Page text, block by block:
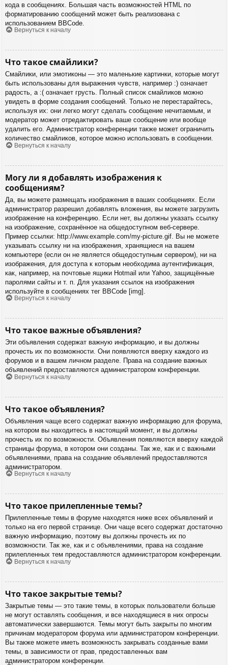
кода в сообщениях. Большая часть возможностей HTML по
форматированию сообщений может быть реализована с
использованием BBCode.
Вернуться к началу
Что такое смайлики?
Смайлики, или эмотиконы — это маленькие картинки, которые могут
быть использованы для выражения чувств, например :) означает
радость, а :( означает грусть. Полный список смайликов можно
увидеть в форме создания сообщений. Только не перестарайтесь,
используя их: они легко могут сделать сообщение нечитаемым, и
модератор может отредактировать ваше сообщение или вообще
удалить его. Администратор конференции также может ограничить
количество смайликов, которое можно использовать в сообщении.
Вернуться к началу
Могу ли я добавлять изображения к
сообщениям?
Да, вы можете размещать изображения в ваших сообщениях. Если
администратор разрешил добавлять вложения, вы можете загрузить
изображение на конференцию. Если нет, вы должны указать ссылку
на изображение, сохранённое на общедоступном веб-сервере.
Пример ссылки: http://www.example.com/my-picture.gif. Вы не можете
указывать ссылку ни на изображения, хранящиеся на вашем
компьютере (если он не является общедоступным сервером), ни на
изображения, для доступа к которым необходима аутентификация,
как, например, на почтовые ящики Hotmail или Yahoo, защищённые
паролями сайты и т. п. Для указания ссылок на изображения
используйте в сообщениях тег BBCode [img].
Вернуться к началу
Что такое важные объявления?
Эти объявления содержат важную информацию, и вы должны
прочесть их по возможности. Они появляются вверху каждого из
форумов и в вашем личном разделе. Права на создание важных
объявлений предоставляются администратором конференции.
Вернуться к началу
Что такое объявления?
Объявления чаще всего содержат важную информацию для форума,
на котором вы находитесь в настоящий момент, и вы должны
прочесть их по возможности. Объявления появляются вверху каждой
страницы форума, в котором они созданы. Так же, как и с важными
объявлениями, права на создание объявлений предоставляются
администратором.
Вернуться к началу
Что такое прилепленные темы?
Прилепленные темы в форуме находятся ниже всех объявлений и
только на его первой странице. Они чаще всего содержат достаточно
важную информацию, поэтому вы должны прочесть их по
возможности. Так же, как и с объявлениями, права на создание
прилепленных тем предоставляются администратором конференции.
Вернуться к началу
Что такое закрытые темы?
Закрытые темы — это такие темы, в которых пользователи больше
не могут оставлять сообщения, и все находящиеся в них опросы
автоматически завершаются. Темы могут быть закрыты по многим
причинам модератором форума или администратором конференции.
Вы также можете иметь возможность закрывать созданные вами
темы, в зависимости от прав, предоставленных вам
администратором конференции.